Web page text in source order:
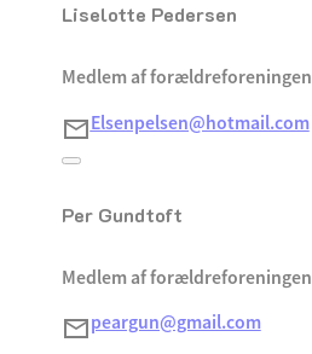
Liselotte Pedersen
Medlem af forældreforeningen
Elsenpelsen@hotmail.com
Per Gundtoft
Medlem af forældreforeningen
peargun@gmail.com